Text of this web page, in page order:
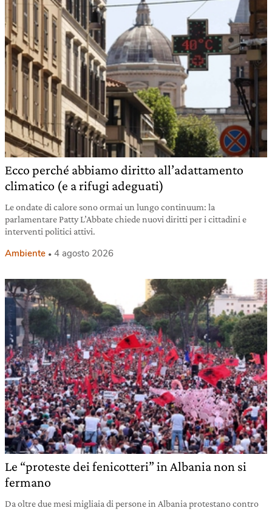
Ecco perché abbiamo diritto all’adattamento
climatico (e a rifugi adeguati)
Le ondate di calore sono ormai un lungo continuum: la
parlamentare Patty L’Abbate chiede nuovi diritti per i cittadini e
interventi politici attivi.
Ambiente 4 agosto 2026
Le “proteste dei fenicotteri” in Albania non si
fermano
Da oltre due mesi migliaia di persone in Albania protestano contro